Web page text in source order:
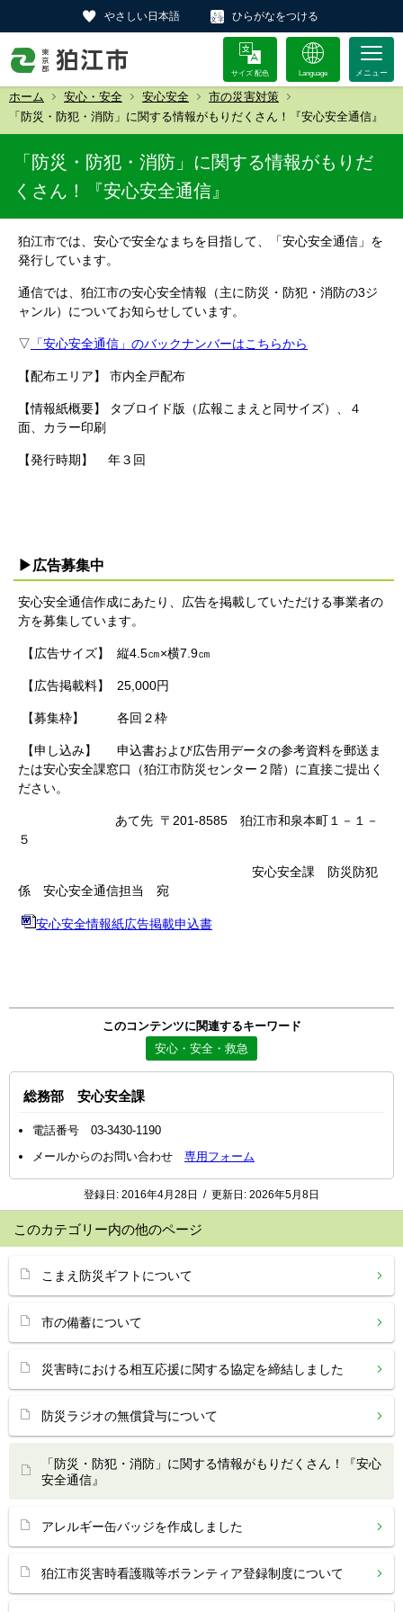
やさしい日本語 ひらがなをつける
サイズ 配色 Language
ホーム 安心・安全 安心安全
市の災害対策
「防災・防犯・消防」に関する情報がもりだくさん！『安心安全通信』
「防災・防犯・消防」に関する情報がもりだ
くさん！『安心安全通信』
狛江市では、安心で安全なまちを目指して、「安心安全通信」を
発行しています。
通信では、狛江市の安心安全情報（主に防災・防犯・消防の3ジ
ャンル）についてお知らせしています。
▽ 「安心安全通信」のバックナンバーはこちらから
【配布エリア】 市内全戸配布
【情報紙概要】 タブロイド版（広報こまえと同サイズ）、４
面、カラー印刷
【発行時期】 年３回
▶広告募集中
安心安全通信作成にあたり、広告を掲載していただける事業者の
方を募集しています。
【広告サイズ】 縦4.5㎝×横7.9㎝
【広告掲載料】 25,000円
【募集枠】 各回２枠
【申し込み】 申込書および広告用データの参考資料を郵送ま
たは安心安全課窓口（狛江市防災センター２階）に直接ご提出く
ださい。
あて先 〒201-8585 狛江市和泉本町１－１－
５
安心安全課 防災防犯
係 安心安全通信担当 宛
安心安全情報紙広告掲載申込書
このコンテンツに関連するキーワード
安心・安全・救急
総務部 安心安全課
電話番号 03-3430-1190
メールからのお問い合わせ 専用フォーム
登録日: 2016年4月28日 / 更新日: 2026年5月8日
このカテゴリー内の他のページ
こまえ防災ギフトについて
市の備蓄について
災害時における相互応援に関する協定を締結しました
防災ラジオの無償貸与について
「防災・防犯・消防」に関する情報がもりだくさん！『安心
安全通信』
アレルギー缶バッジを作成しました
狛江市災害時看護職等ボランティア登録制度について